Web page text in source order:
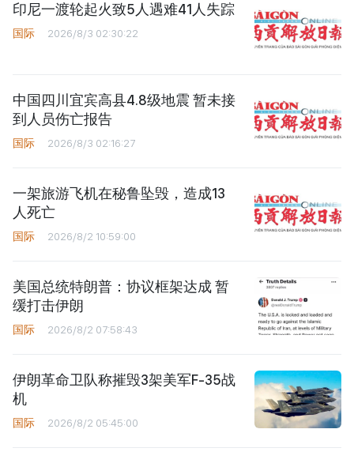
印尼一渡轮起火致5人遇难41人失踪
国际 2026/8/3 02:30:22
中国四川宜宾高县4.8级地震 暂未接
到人员伤亡报告
国际 2026/8/3 02:16:27
一架旅游飞机在秘鲁坠毁，造成13
人死亡
国际 2026/8/2 10:59:00
美国总统特朗普：协议框架达成 暂
缓打击伊朗
国际 2026/8/2 07:58:43
伊朗革命卫队称摧毁3架美军F-35战
机
国际 2026/8/2 05:45:00